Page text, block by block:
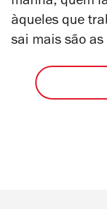
àqueles que
sai mais são